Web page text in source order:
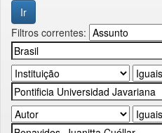
Filtros correntes: